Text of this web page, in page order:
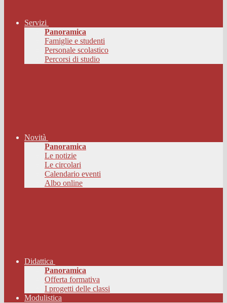
Servizi
Panoramica
Famiglie e studenti
Personale scolastico
Percorsi di studio
Novità
Panoramica
Le notizie
Le circolari
Calendario eventi
Albo online
Didattica
Panoramica
Offerta formativa
I progetti delle classi
Modulistica